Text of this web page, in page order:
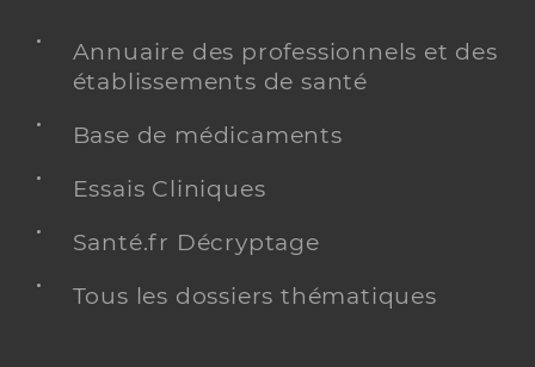
Annuaire des professionnels et des
établissements de santé
Base de médicaments
Essais Cliniques
Santé.fr Décryptage
Tous les dossiers thématiques